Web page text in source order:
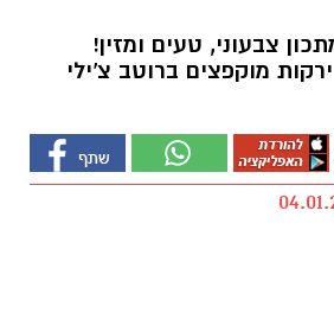
צבעוני, טעים ומזין!
מוקפצים ברוטב צ'ילי